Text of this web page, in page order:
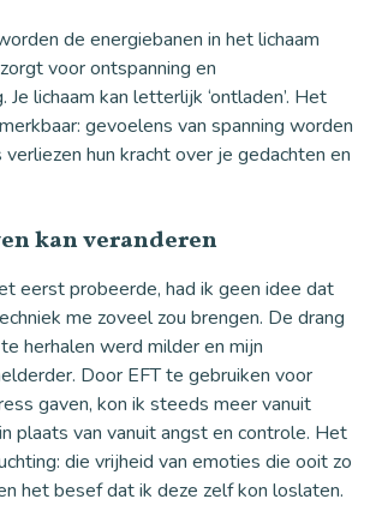
de energiebanen in het lichaam
voor ontspanning en
lichaam kan letterlijk ‘ontladen’. Het
gevoelens van spanning worden
hun kracht over je gedachten en
kan veranderen
eerst probeerde, had ik geen idee dat
me zoveel zou brengen. De drang
herhalen werd milder en mijn
Door EFT te gebruiken voor
gaven, kon ik steeds meer vanuit
plaats van vanuit angst en controle. Het
die vrijheid van emoties die ooit zo
het besef dat ik deze zelf kon loslaten.